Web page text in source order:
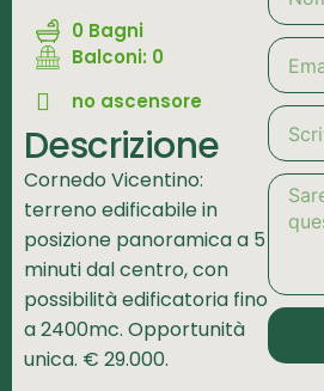
0 Bagni
Balconi: 0
no ascensore
Descrizione
Cornedo Vicentino:
terreno edificabile in
posizione panoramica a 5
minuti dal centro, con
possibilità edificatoria fino
a 2400mc. Opportunità
unica. € 29.000.